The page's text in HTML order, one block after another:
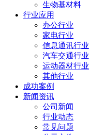
生物基材料
行业应用
办公行业
家电行业
信息通讯行业
汽车交通行业
运动器材行业
其他行业
成功案例
新闻资讯
公司新闻
行业动态
常见问题